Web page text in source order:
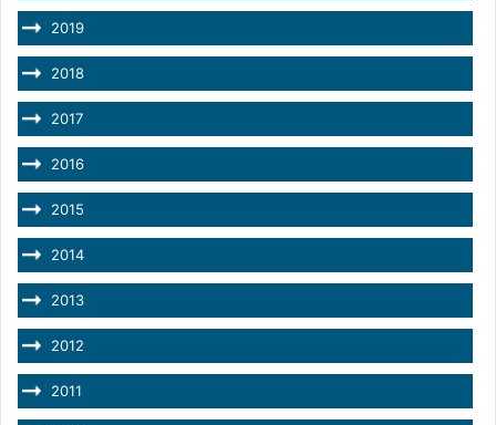
2019
2018
2017
2016
2015
2014
2013
2012
2011